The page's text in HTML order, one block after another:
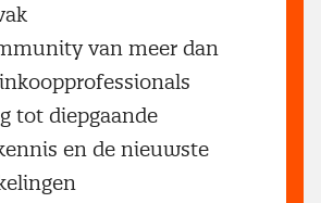
van meer dan
tot diepgaande
en de nieuwste